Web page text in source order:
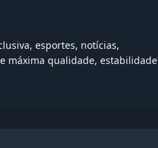
esportes, notícias,
máxima qualidade, estabilidade